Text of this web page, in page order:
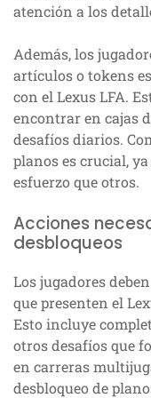
atención a los
Además, los
artículos o tokens
con el Lexus LFA.
encontrar en cajas
desafíos diarios.
planos es crucial,
esfuerzo que otros.
Acciones
desbloqueos
Los jugadores
que presenten el
Esto incluye
otros desafíos que
en carreras
desbloqueo de